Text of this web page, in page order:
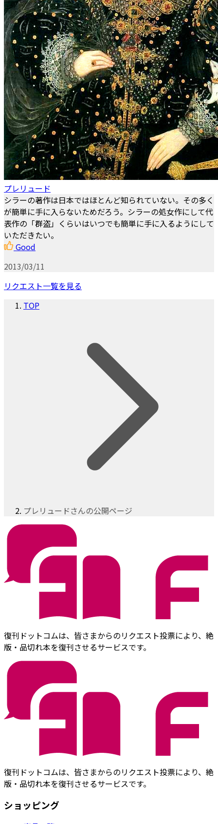
プレリュード
シラーの著作は日本ではほとんど知られていない。その多く
が簡単に手に入らないためだろう。シラーの処女作にして代
表作の「群盗」くらいはいつでも簡単に手に入るようにして
いただきたい。
Good
2013/03/11
リクエスト一覧を見る
TOP
プレリュードさんの公開ページ
復刊ドットコムは、皆さまからのリクエスト投票により、絶
版・品切れ本を復刊させるサービスです。
復刊ドットコムは、皆さまからのリクエスト投票により、絶
版・品切れ本を復刊させるサービスです。
ショッピング